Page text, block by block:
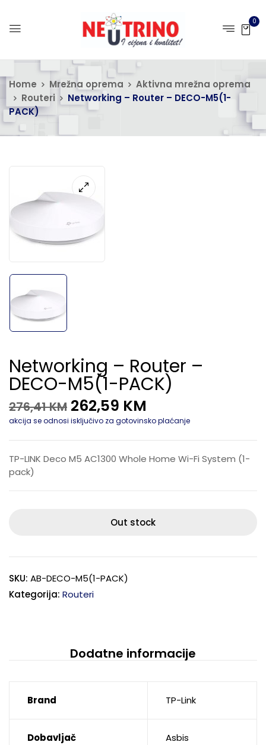
0
Home Mrežna oprema
Aktivna mrežna oprema
Routeri
Networking – Router – DECO-M5(1-
PACK)
Networking – Router –
DECO-M5(1-PACK)
276,41KM 262,59 KM
akcija se odnosi isključivo za gotovinsko plaćanje
TP-LINK Deco M5 AC1300 Whole Home Wi-Fi System (1-
pack)
Out stock
SKU: AB-DECO-M5(1-PACK)
Kategorija: Routeri
Dodatne informacije
Brand TP-Link
Dobavljač Asbis